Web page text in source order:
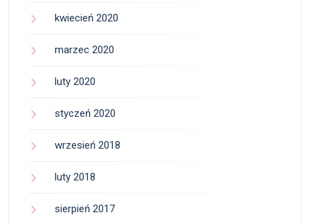
kwiecień 2020
marzec 2020
luty 2020
styczeń 2020
wrzesień 2018
luty 2018
sierpień 2017